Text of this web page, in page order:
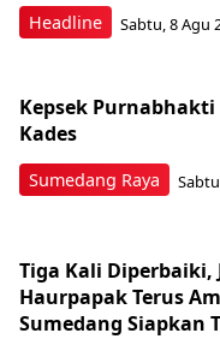
Headline Sabtu, 8 Agu
Sumedang Raya
Kepsek
Kades
Tiga Kali Diperbaiki,
Haurpapak Terus
Sumedang Siapkan